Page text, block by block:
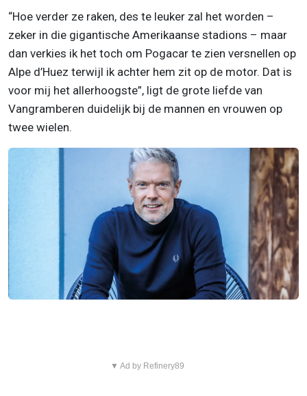
“Hoe verder ze raken, des te leuker zal het worden –
zeker in die gigantische Amerikaanse stadions – maar
dan verkies ik het toch om Pogacar te zien versnellen op
Alpe d’Huez terwijl ik achter hem zit op de motor. Dat is
voor mij het allerhoogste”, ligt de grote liefde van
Vangramberen duidelijk bij de mannen en vrouwen op
twee wielen.
▼ Ad by Refinery89